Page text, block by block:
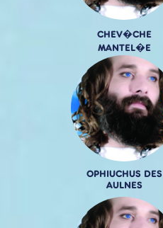
CHEV�CHE
MANTEL�E
OPHIUCHUS DES
AULNES